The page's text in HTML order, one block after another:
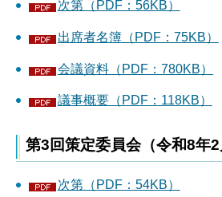
次第（PDF：56KB）
出席者名簿（PDF：75KB）
会議資料（PDF：780KB）
議事概要（PDF：118KB）
第3回策定委員会（令和8年2
次第（PDF：54KB）